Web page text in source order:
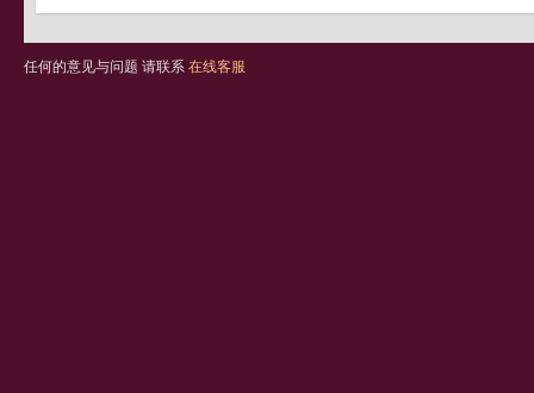
任何的意见与问题 请联系 在线客服